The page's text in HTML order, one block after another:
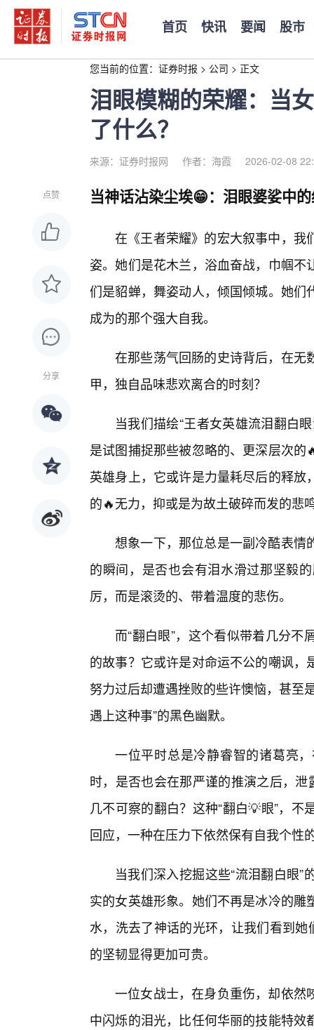
首页 快讯 要闻 股市
您当前的位置： 证券时报 > 公司 > 正文
泪眼模糊的荣耀：当
了什么？
来源：证券时报网 作者：海霞 2026-02-08
点赞
分享
当神话沾染尘埃😁：泪眼婆娑中
在《王者荣耀》的宏大叙事中，我
姿。她们是花木兰，浴血奋战，巾帼
们是貂蝉，舞姿动人，倾国倾城。她
成为的那个强大自我。
在那些荡气回肠的史诗背后，在无
甲，独自品味悲欢离合的时刻？
当我们描绘“王者女英雄流泪翻白
是试图捕捉那些被忽略的、更深层次
英雄身上，它或许是力量耗尽后的释
的🔥无力，抑或是为故土破碎而发的悲
想象一下，那位总是一副冷酷表情
的瞬间，是否也会有泪水滑过那坚毅
厉，而是滚烫的、带着温度的悲伤。
而“翻白眼”，这个看似带着几分
的故事？它或许是对命运不公的嘲讽
努力过后却遭遇挫败的些许懊恼，甚至
遇上这种事”的黑色幽默。
一位平时总是冷静睿智的诸葛亮
时，是否也会在那严谨的推演之后，
几不可察的翻白？这种“翻白💡眼”，
回应，一种在压力下依然保有自我个性
当我们深入挖掘这些“流泪翻白眼
实的女英雄形象。她们不再是冰冷的
水，洗去了神话的光环，让我们看到
的坚韧显得更加可贵。
一位女战士，在身负重伤，却依然
中闪烁的泪光，比任何华丽的技能特